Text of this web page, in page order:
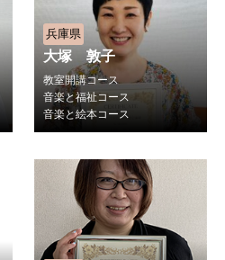
兵庫県
大塚 敦子
教室開講コース
音楽と福祉コース
音楽と絵本コース